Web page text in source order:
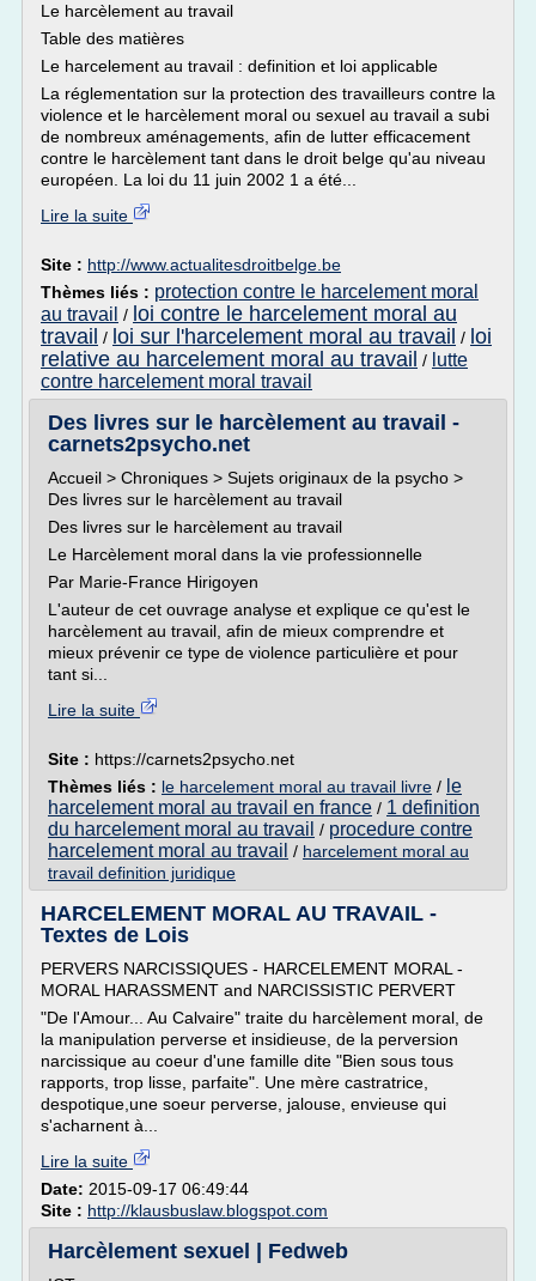
Le harcèlement au travail
Table des matières
Le harcelement au travail : definition et loi applicable
La réglementation sur la protection des travailleurs contre la
violence et le harcèlement moral ou sexuel au travail a subi
de nombreux aménagements, afin de lutter efficacement
contre le harcèlement tant dans le droit belge qu'au niveau
européen. La loi du 11 juin 2002 1 a été...
Lire la suite
Site : http://www.actualitesdroitbelge.be
Thèmes liés : protection contre le harcelement moral
au travail / loi contre le harcelement moral au
travail / loi sur l'harcelement moral au travail / loi
relative au harcelement moral au travail / lutte
contre harcelement moral travail
Des livres sur le harcèlement au travail -
carnets2psycho.net
Accueil > Chroniques > Sujets originaux de la psycho >
Des livres sur le harcèlement au travail
Des livres sur le harcèlement au travail
Le Harcèlement moral dans la vie professionnelle
Par Marie-France Hirigoyen
L'auteur de cet ouvrage analyse et explique ce qu'est le
harcèlement au travail, afin de mieux comprendre et
mieux prévenir ce type de violence particulière et pour
tant si...
Lire la suite
Site : https://carnets2psycho.net
Thèmes liés : le harcelement moral au travail livre / le
harcelement moral au travail en france / 1 definition
du harcelement moral au travail / procedure contre
harcelement moral au travail / harcelement moral au
travail definition juridique
HARCELEMENT MORAL AU TRAVAIL -
Textes de Lois
PERVERS NARCISSIQUES - HARCELEMENT MORAL -
MORAL HARASSMENT and NARCISSISTIC PERVERT
"De l'Amour... Au Calvaire" traite du harcèlement moral, de
la manipulation perverse et insidieuse, de la perversion
narcissique au coeur d'une famille dite "Bien sous tous
rapports, trop lisse, parfaite". Une mère castratrice,
despotique,une soeur perverse, jalouse, envieuse qui
s'acharnent à...
Lire la suite
Date: 2015-09-17 06:49:44
Site : http://klausbuslaw.blogspot.com
Harcèlement sexuel | Fedweb